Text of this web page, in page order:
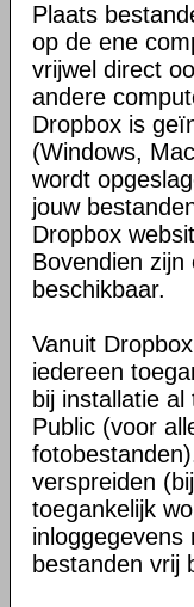
Plaats
op de ene
vrijwel direct
andere
Dropbox is
(Windows,
wordt
jouw
Dropbox
Bovendien
beschikbaar.
Vanuit
iedereen
bij installatie
Public (voor
verspreiden
toegankelijk
inloggegevens
bestanden vrij